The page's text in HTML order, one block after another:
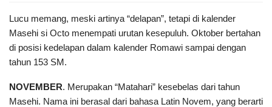
Lucu memang, meski artinya “delapan”, tetapi di kalender
Masehi si Octo menempati urutan kesepuluh. Oktober bertahan
di posisi kedelapan dalam kalender Romawi sampai dengan
tahun 153 SM.
NOVEMBER. Merupakan “Matahari” kesebelas dari tahun
Masehi. Nama ini berasal dari bahasa Latin Novem, yang berarti